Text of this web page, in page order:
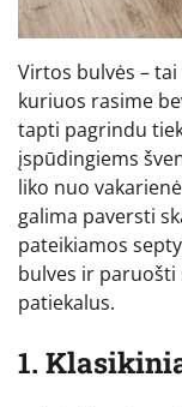
Virtos bulvės –
kuriuos rasime
tapti pagrindu
įspūdingiems
liko nuo
galima paversti
pateikiamos
bulves ir paruošti
patiekalus.
1.